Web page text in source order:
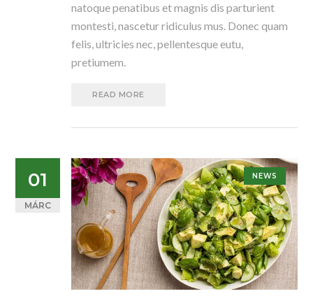
natoque penatibus et magnis dis parturient
montesti, nascetur ridiculus mus. Donec quam
felis, ultricies nec, pellentesque eutu,
pretiumem.
READ MORE
01
MÁRC
NEWS